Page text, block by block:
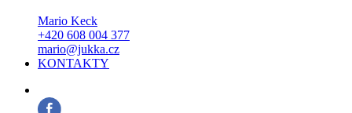
Mario Keck
+420 608 004 377
mario@jukka.cz
KONTAKTY